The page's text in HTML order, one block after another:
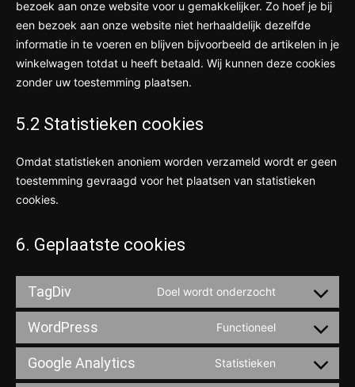
bezoek aan onze website voor u gemakkelijker. Zo hoef je bij
een bezoek aan onze website niet herhaaldelijk dezelfde
informatie in te voeren en blijven bijvoorbeeld de artikelen in je
winkelwagen totdat u heeft betaald. Wij kunnen deze cookies
zonder uw toestemming plaatsen.
5.2 Statistieken cookies
Omdat statistieken anoniem worden verzameld wordt er geen
toestemming gevraagd voor het plaatsen van statistieken
cookies.
6. Geplaatste cookies
TagDiv Doel wordt onderzocht
Consent
service
WordPress Functioneel
Consent
service
Google Analytics Statistieken
Consent